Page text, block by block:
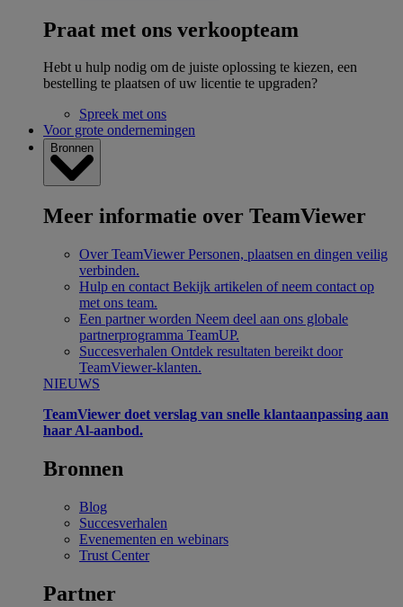
Praat met ons verkoopteam
Hebt u hulp nodig om de juiste oplossing te kiezen, een
bestelling te plaatsen of uw licentie te upgraden?
Spreek met ons
Voor grote ondernemingen
Bronnen
Meer informatie over TeamViewer
Over TeamViewer Personen, plaatsen en dingen veilig
verbinden.
Hulp en contact Bekijk artikelen of neem contact op
met ons team.
Een partner worden Neem deel aan ons globale
partnerprogramma TeamUP.
Succesverhalen Ontdek resultaten bereikt door
TeamViewer-klanten.
NIEUWS
TeamViewer doet verslag van snelle klantaanpassing aan
haar Al-aanbod.
Bronnen
Blog
Succesverhalen
Evenementen en webinars
Trust Center
Partner